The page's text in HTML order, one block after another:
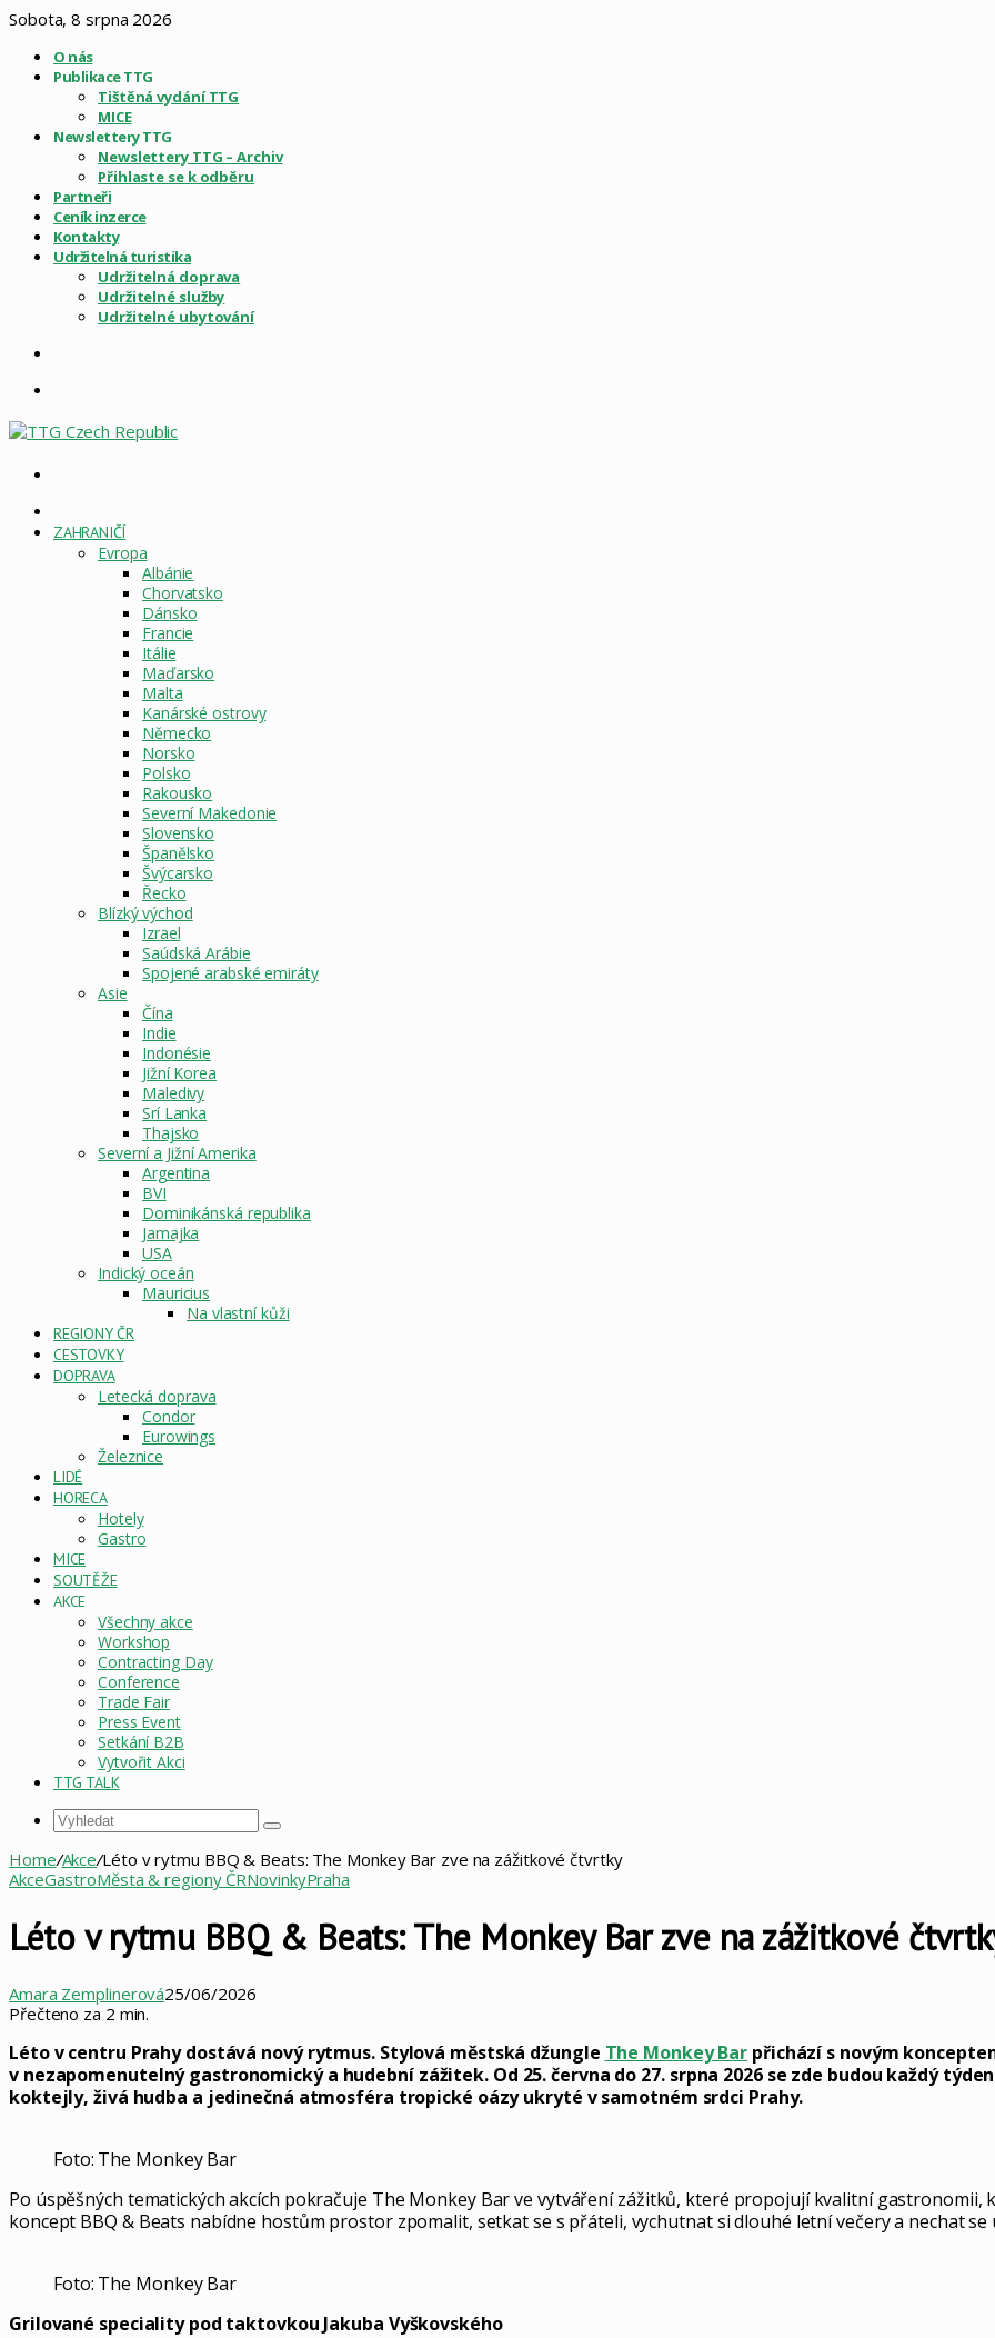
Sobota, 8 srpna 2026
O nás
Publikace TTG
Tištěná vydání TTG
MICE
Newslettery TTG
Newslettery TTG – Archiv
Přihlaste se k odběru
Partneři
Ceník inzerce
Kontakty
Udržitelná turistika
Udržitelná doprava
Udržitelné služby
Udržitelné ubytování
STRÁNKA
ZAHRANIČÍ
Evropa
Albánie
Chorvatsko
Dánsko
Francie
Itálie
Maďarsko
Malta
Kanárské ostrovy
Německo
Norsko
Polsko
Rakousko
Severní Makedonie
Slovensko
Španělsko
Švýcarsko
Řecko
Blízký východ
Izrael
Saúdská Arábie
Spojené arabské emiráty
Asie
Čína
Indie
Indonésie
Jižní Korea
Maledivy
Srí Lanka
Thajsko
Severní a Jižní Amerika
Argentina
BVI
Dominikánská republika
Jamajka
USA
Indický oceán
Mauricius
Na vlastní kůži
REGIONY ČR
CESTOVKY
DOPRAVA
Letecká doprava
Condor
Eurowings
Železnice
LIDÉ
HORECA
Hotely
Gastro
MICE
SOUTĚŽE
AKCE
Všechny akce
Workshop
Contracting Day
Conference
Trade Fair
Press Event
Setkání B2B
Vytvořit Akci
TTG TALK
Vyhledat
Home/Akce/Léto v rytmu BBQ & Beats: The Monkey Bar zve na zážitkové čtvrtky
AkceGastroMěsta & regiony ČRNovinkyPraha
Léto v rytmu BBQ & Beats: The Monkey Bar zve na zážitkové
Amara Zemplinerová25/06/2026
Přečteno za 2 min.
Léto v centru Prahy dostává nový rytmus. Stylová městská džungle The Monkey Bar přichází s novým
v nezapomenutelný gastronomický a hudební zážitek. Od 25. června do 27. srpna 2026 se zde budou každý
koktejly, živá hudba a jedinečná atmosféra tropické oázy ukryté v samotném srdci Prahy.
Foto: The Monkey Bar
Po úspěšných tematických akcích pokračuje The Monkey Bar ve vytváření zážitků, které propojují kvalitní
koncept BBQ & Beats nabídne hostům prostor zpomalit, setkat se s přáteli, vychutnat si dlouhé letní večery a nechat
Foto: The Monkey Bar
Grilované speciality pod taktovkou Jakuba Vyškovského